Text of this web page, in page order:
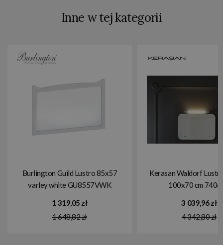
Inne w tej kategorii
Burlington Guild Lustro 85x57
varley white GU8557VWK
1 319,05 zł
1 648,82 zł
Kerasan Waldorf
100x70 cm
3 039,96 zł
4 342,80 zł